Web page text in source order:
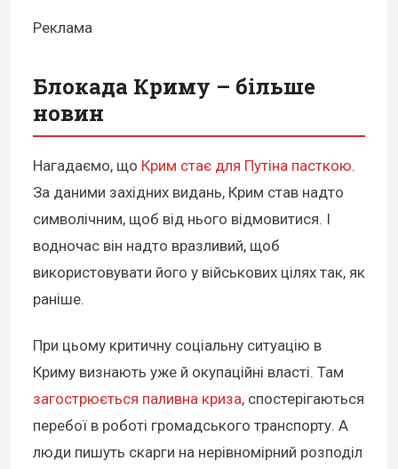
Реклама
Блокада Криму – більше
новин
Нагадаємо, що Крим стає для Путіна пасткою.
За даними західних видань, Крим став надто
символічним, щоб від нього відмовитися. І
водночас він надто вразливий, щоб
використовувати його у військових цілях так, як
раніше.
При цьому критичну соціальну ситуацію в
Криму визнають уже й окупаційні власті. Там
загострюється паливна криза, спостерігаються
перебої в роботі громадського транспорту. А
люди пишуть скарги на нерівномірний розподіл